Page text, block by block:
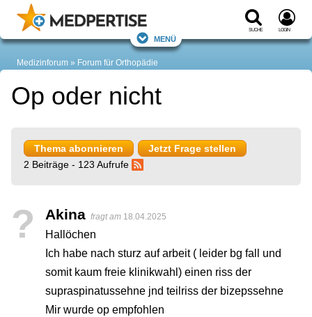
Suche Login
Menü
Medizinforum Forum für Orthopädie
Op oder nicht
Thema abonnieren
Jetzt Frage stellen
2 Beiträge - 123 Aufrufe
? Akina fragt am 18.04.2025
Hallöchen
Ich habe nach sturz auf arbeit ( leider bg fall und
somit kaum freie klinikwahl) einen riss der
supraspinatussehne jnd teilriss der bizepssehne
Mir wurde op empfohlen